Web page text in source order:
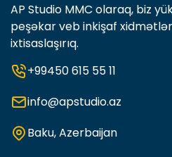
AP Studio MMC olaraq, biz
peşəkar veb inkişaf
ixtisaslaşırıq.
+99450 615 55 11
info@apstudio.az
Baku, Azerbaijan